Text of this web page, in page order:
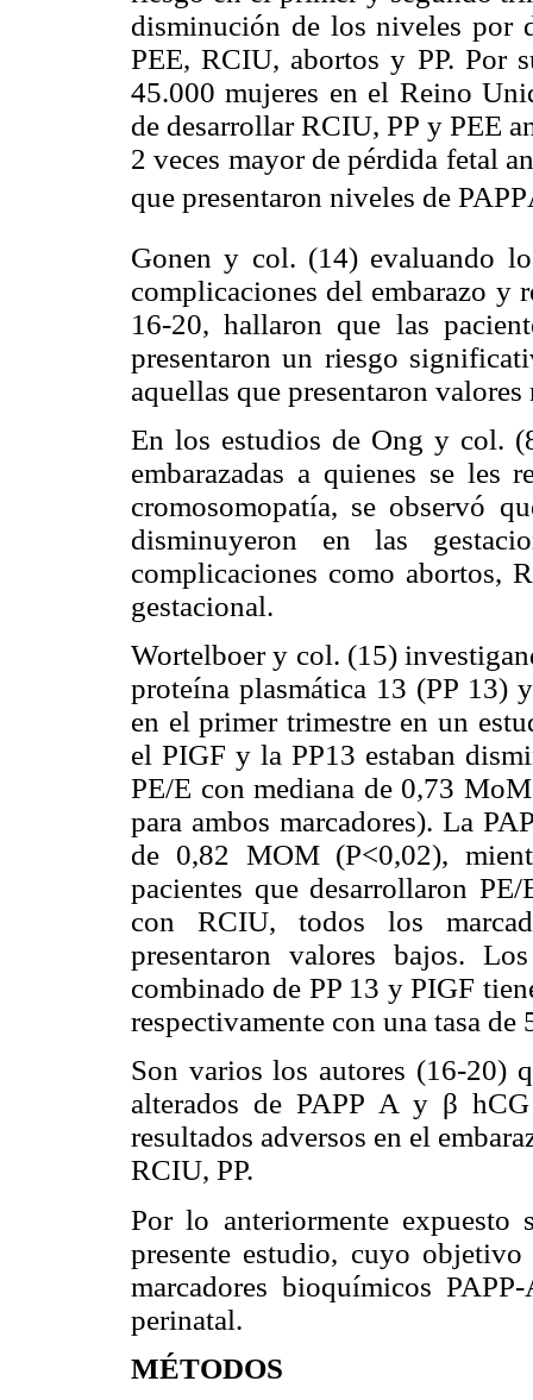
disminución de los niveles por
PEE, RCIU, abortos y PP. Por
45.000 mujeres en el Reino
de desarrollar RCIU, PP y PEE
2 veces mayor de pérdida fetal
que presentaron niveles de
Gonen y col. (14) evaluando
complicaciones del embarazo y
16-20, hallaron que las
presentaron un riesgo
aquellas que presentaron valores
En los estudios de Ong y col.
embarazadas a quienes se les
cromosomopatía, se observó
disminuyeron en las
complicaciones como abortos,
gestacional.
Wortelboer y col. (15)
proteína plasmática 13 (PP 13)
en el primer trimestre en un
el PIGF y la PP13 estaban
PE/E con mediana de 0,73
para ambos marcadores). La
de 0,82 MOM (P<0,02),
pacientes que desarrollaron
con RCIU, todos los
presentaron valores bajos.
combinado de PP 13 y PIGF
respectivamente con una tasa
Son varios los autores (16-20)
alterados de PAPP A y β
resultados adversos en el
RCIU, PP.
Por lo anteriormente
presente estudio, cuyo
marcadores bioquímicos
perinatal.
MÉTODOS